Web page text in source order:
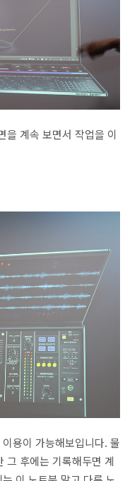
을 계속 보면서 작업을 이
용이 가능해보입니다. 물
그 후에는 기록해두면 계